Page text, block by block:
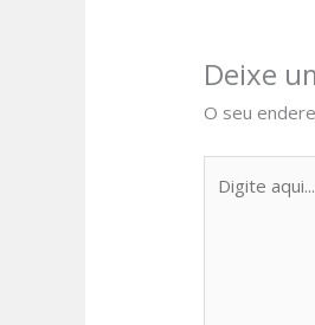
Deixe
O seu
aqui...